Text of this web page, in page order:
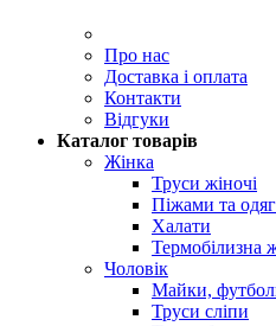
Про нас
Доставка і оплата
Контакти
Відгуки
Каталог товарів
Жінка
Труси жіночі
Піжами та
Халати
Термобілизна
Чоловік
Майки,
Труси сліпи